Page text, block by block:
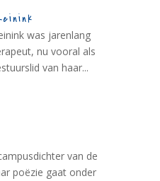
was jarenlang
nu vooral als
van haar...
van de
poëzie gaat onder